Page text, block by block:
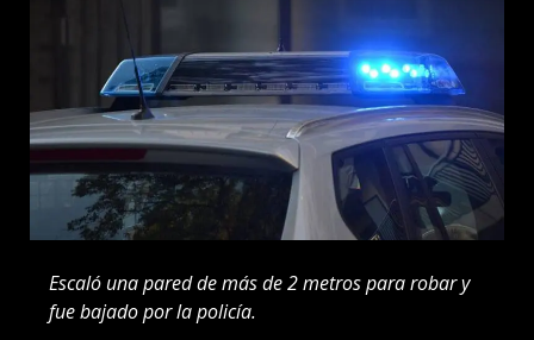
Escaló una pared de más de 2 metros para robar y
fue bajado por la policía.